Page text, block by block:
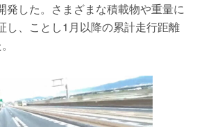
発した。さまざまな積載物や重量に
し、ことし1月以降の累計走行距離